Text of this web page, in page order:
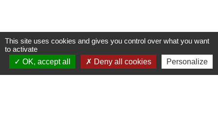
Contacts
This site uses cookies and gives you control over what you want
to activate
OK, accept all
Deny all cookies Personalize